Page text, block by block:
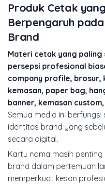
Produk Cetak
Berpengaruh
Brand
Materi cetak yang paling
persepsi profesional
company profile,
kemasan, paper bag,
banner, kemasan
Semua media ini
identitas brand yang
secara digital.
Kartu nama masih
brand dalam pertemuan
memperkuat kesan